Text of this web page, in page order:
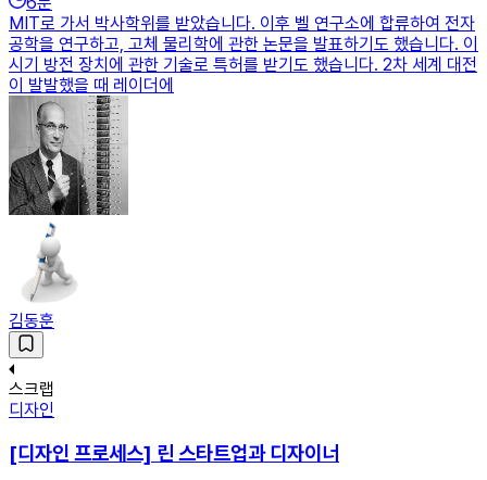
MIT로 가서 박사학위를 받았습니다. 이후 벨 연구소에 합류하여 전자
공학을 연구하고, 고체 물리학에 관한 논문을 발표하기도 했습니다. 이
시기 방전 장치에 관한 기술로 특허를 받기도 했습니다. 2차 세계 대전
이 발발했을 때 레이더에
김동훈
스크랩
디자인
[디자인 프로세스] 린 스타트업과 디자이너